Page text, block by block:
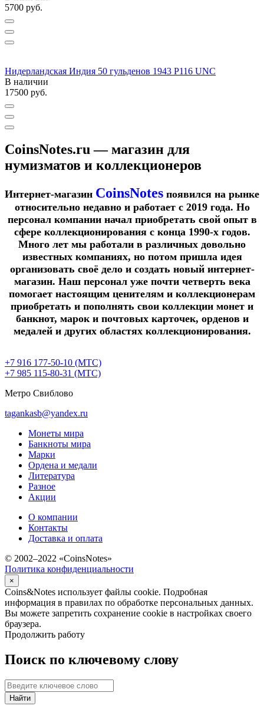
5700 руб.
Нидерландская Индия 50 гульденов 1943 P116 UNC
В наличии
17500 руб.
CoinsNotes.ru — магазин для
нумизматов и коллекционеров
Интернет-магазин CoinsNotes появился на рынке
относительно недавно и работает с 2019 года. Но
персонал компании начал приобретать свой опыт в
сфере коллекционирования с конца 1990-х годов.
Много лет мы работали в различных довольно
известных компаниях, но потом пришла идея
организовать своё дело и создать новый интернет-
магазин. Наш персонал уже почти четверть века
помогает настоящим ценителям и коллекционерам
приобретать и пополнять свои коллекции монет и
банкнот, марок и почтовых карточек, орденов и
медалей и других областях коллекционирования.
+7 916 177-50-10 (МТС)
+7 985 115-80-31 (МТС)
Метро Свиблово
tagankasb@yandex.ru
Монеты мира
Банкноты мира
Марки
Ордена и медали
Литература
Разное
Акции
О компании
Контакты
Доставка и оплата
© 2002–2022 «CoinsNotes»
Политика конфиденциальности
×
Coins&Notes использует файлы cookie. Подробная
информация в правилах по обработке персональных данных.
Вы можете запретить сохранение cookie в настройках своего
браузера.
Продолжить работу
Поиск по ключевому слову
Найти